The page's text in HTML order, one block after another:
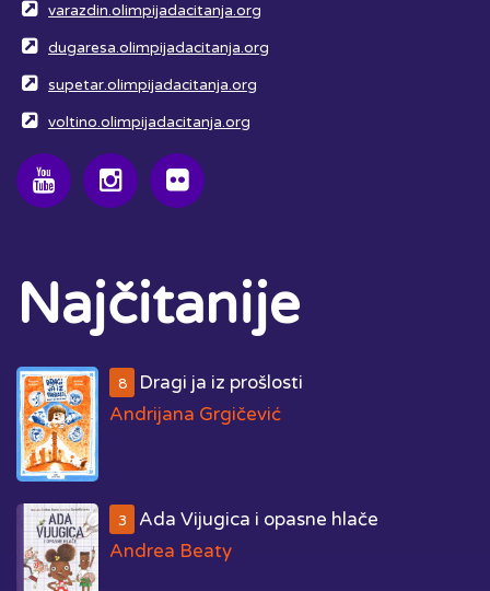
varazdin.olimpijadacitanja.org
dugaresa.olimpijadacitanja.org
supetar.olimpijadacitanja.org
voltino.olimpijadacitanja.org
Najčitanije
8
Dragi ja iz prošlosti
Andrijana Grgičević
3
Ada Vijugica i opasne hlače
Andrea Beaty